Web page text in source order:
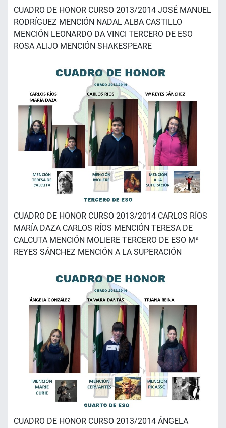
CUADRO DE HONOR CURSO 2013/2014 JOSÉ MANUEL
RODRÍGUEZ MENCIÓN NADAL ALBA CASTILLO
MENCIÓN LEONARDO DA VINCI TERCERO DE ESO
ROSA ALIJO MENCIÓN SHAKESPEARE
CUADRO DE HONOR CURSO 2013/2014 CARLOS RÍOS
MARÍA DAZA CARLOS RÍOS MENCIÓN TERESA DE
CALCUTA MENCIÓN MOLIERE TERCERO DE ESO Mª
REYES SÁNCHEZ MENCIÓN A LA SUPERACIÓN
CUADRO DE HONOR CURSO 2013/2014 ÁNGELA